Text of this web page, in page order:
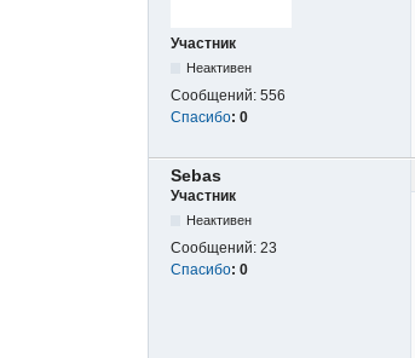
Участник
Неактивен
Сообщений: 556
Спасибо: 0
Sebas
Участник
Неактивен
Сообщений: 23
Спасибо: 0